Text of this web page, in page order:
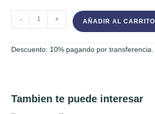
5
STICKERS
- + AÑADIR AL CARRITO
Descuento: 10% pagando por transferencia.
Tambien te puede interesar